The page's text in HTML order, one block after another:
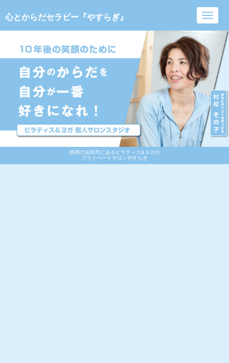
静岡の浜松市にあるピラティス&ヨガの
プライベートサロンやすらぎ
心とからだセラピー『やすらぎ』